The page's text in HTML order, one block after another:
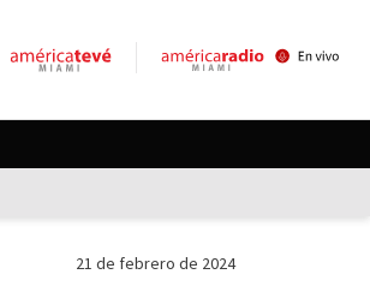
21 de febrero de 2024